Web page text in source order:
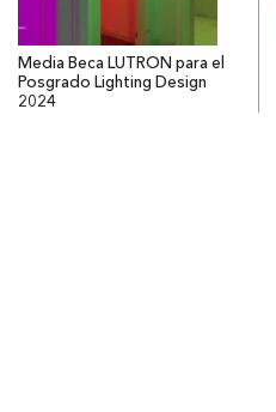
Media Beca LUTRON para el
Posgrado Lighting Design
2024